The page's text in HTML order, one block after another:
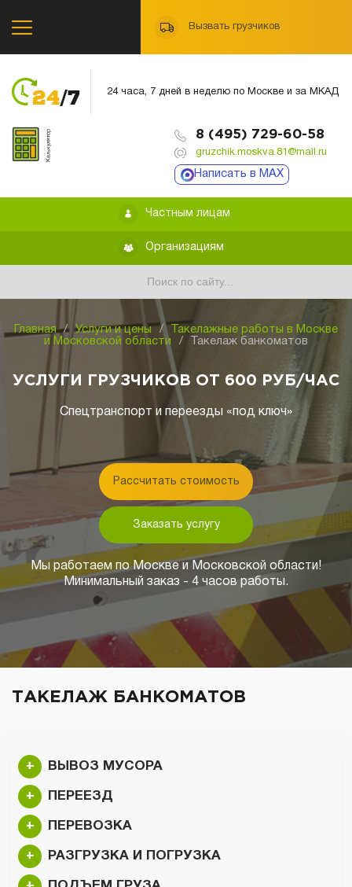
Вызвать грузчиков
24 часа, 7 дней в неделю по Москве и за МКАД
8 (495) 729-60-58
gruzchik.moskva.81@mail.ru
Написать в MAX
Частным лицам
Организациям
Главная / Услуги и цены /
Такелажные работы в Москве
и Московской области
/ Такелаж банкоматов
УСЛУГИ ГРУЗЧИКОВ ОТ 600 РУБ/ЧАС
Спецтранспорт и переезды «под ключ»
Рассчитать стоимость
Заказать услугу
Мы работаем по Москве и Московской области!
Минимальный заказ - 4 часов работы.
ТАКЕЛАЖ БАНКОМАТОВ
+ ВЫВОЗ МУСОРА
+ ПЕРЕЕЗД
+ ПЕРЕВОЗКА
+ РАЗГРУЗКА И ПОГРУЗКА